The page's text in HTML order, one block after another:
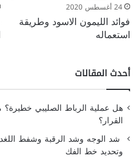
24 أغسطس 2020
فوائد الليمون الاسود وطريقة
استعماله
أحدث المقالات
هل عملية الرباط الصليبي
القرار؟
شد الوجه وشد الرقبة وشفط
وتحديد خط الفك